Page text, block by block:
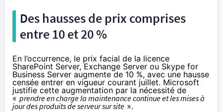
Des hausses de prix comprises
entre 10 et 20 %
En l’occurrence, le prix facial de la licence
SharePoint Server, Exchange Server ou Skype for
Business Server augmente de 10 %, avec une hausse
censée entrer en vigueur courant juillet. Microsoft
justifie cette augmentation par la nécessité de
« prendre en charge la maintenance continue et les mises à
jour des produits de serveur sur site ».